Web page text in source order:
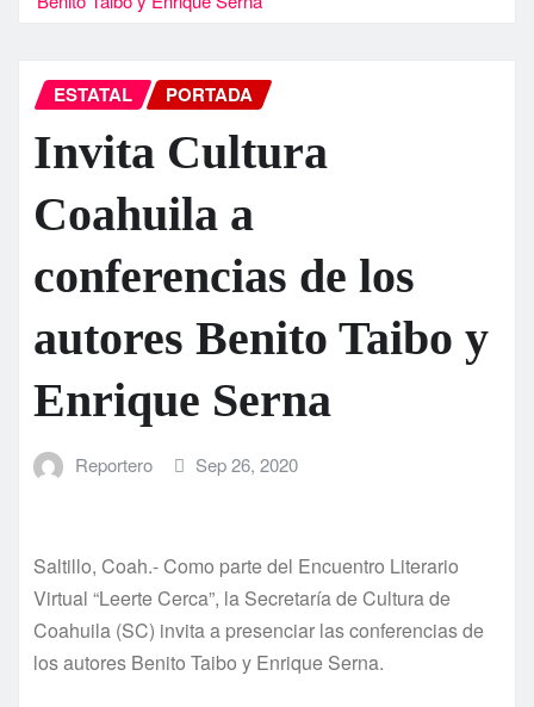
ESTATAL PORTADA
Invita Cultura
Coahuila a
conferencias de los
autores Benito Taibo y
Enrique Serna
Reportero Sep 26, 2020
Saltillo, Coah.- Como parte del Encuentro Literario
Virtual “Leerte Cerca”, la Secretaría de Cultura de
Coahuila (SC) invita a presenciar las conferencias de
los autores Benito Taibo y Enrique Serna.